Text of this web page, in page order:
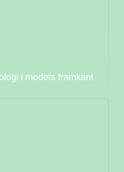
i modets framkant